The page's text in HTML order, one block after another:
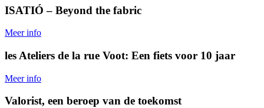
ISATIÓ – Beyond the fabric
Meer info
les Ateliers de la rue Voot: Een fiets voor 10 jaar
Meer info
Valorist, een beroep van de toekomst